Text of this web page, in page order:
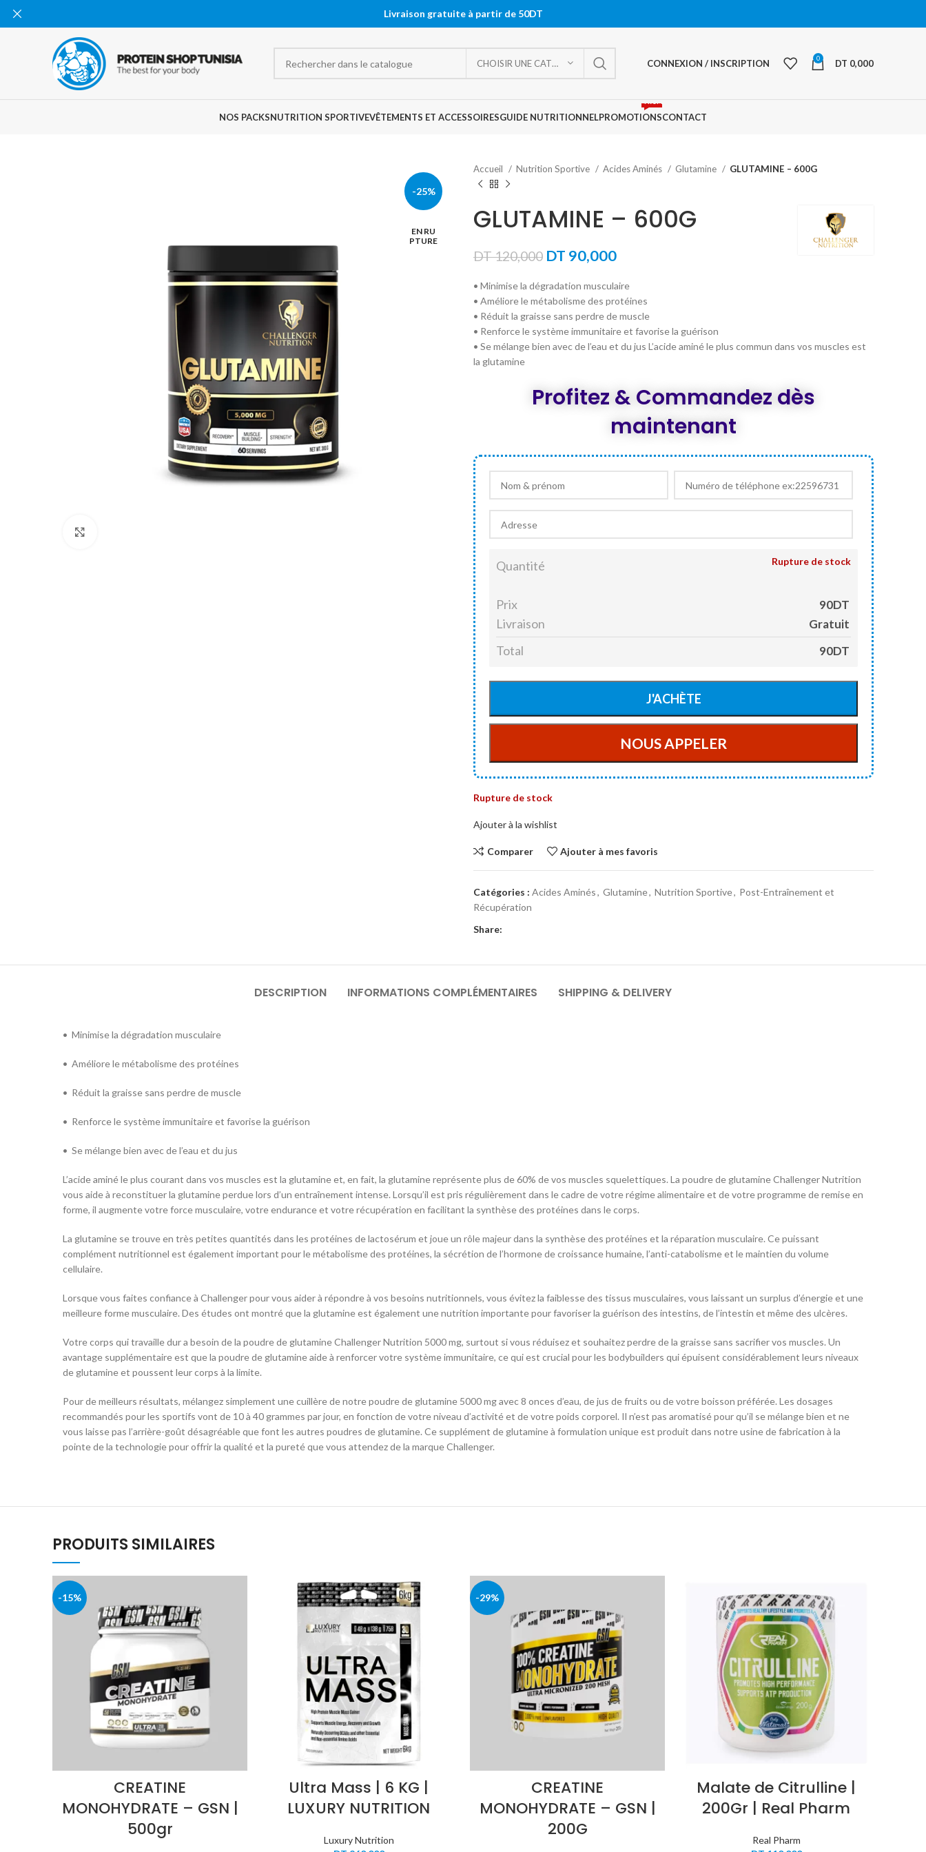
CHOISIR UNE CATÉGORIE CONNEXION / INSCRIPTION 0 DT 0,000
NOS PACKSNUTRITION SPORTIVEVÊTEMENTS ET ACCESSOIRESGUIDE NUTRITIONNELPROMOTIONSCONTACT
-25%
EN RU
PTURE
Accueil Nutrition Sportive Acides Aminés Glutamine GLUTAMINE – 600G
GLUTAMINE – 600G
DT120,000 Le
initial
était :
DT 120,000.
DT 90,000Le
actuel
est :
DT 90,000.
• Minimise la dégradation musculaire
• Améliore le métabolisme des protéines
• Réduit la graisse sans perdre de muscle
• Renforce le système immunitaire et favorise la guérison
• Se mélange bien avec de l’eau et du jus L’acide aminé le plus commun dans vos muscles est
la glutamine
Profitez & Commandez dès
maintenant
Quantité Rupture de stock
Prix 90DT
Livraison Gratuit
Total 90DT
Rupture de stock
Ajouter à la wishlist
Comparer Ajouter à mes favoris
Catégories : Acides Aminés, Glutamine, Nutrition Sportive, Post-Entraînement et
Récupération
Share:
DESCRIPTION INFORMATIONS COMPLÉMENTAIRES SHIPPING & DELIVERY
• Minimise la dégradation musculaire
• Améliore le métabolisme des protéines
• Réduit la graisse sans perdre de muscle
• Renforce le système immunitaire et favorise la guérison
• Se mélange bien avec de l’eau et du jus
L’acide aminé le plus courant dans vos muscles est la glutamine et, en fait, la glutamine représente plus de 60% de vos muscles squelettiques. La poudre de glutamine Challenger Nutrition
vous aide à reconstituer la glutamine perdue lors d’un entraînement intense. Lorsqu’il est pris régulièrement dans le cadre de votre régime alimentaire et de votre programme de remise en
forme, il augmente votre force musculaire, votre endurance et votre récupération en facilitant la synthèse des protéines dans le corps.
La glutamine se trouve en très petites quantités dans les protéines de lactosérum et joue un rôle majeur dans la synthèse des protéines et la réparation musculaire. Ce puissant
complément nutritionnel est également important pour le métabolisme des protéines, la sécrétion de l’hormone de croissance humaine, l’anti-catabolisme et le maintien du volume
cellulaire.
Lorsque vous faites confiance à Challenger pour vous aider à répondre à vos besoins nutritionnels, vous évitez la faiblesse des tissus musculaires, vous laissant un surplus d’énergie et une
meilleure forme musculaire. Des études ont montré que la glutamine est également une nutrition importante pour favoriser la guérison des intestins, de l’intestin et même des ulcères.
Votre corps qui travaille dur a besoin de la poudre de glutamine Challenger Nutrition 5000 mg, surtout si vous réduisez et souhaitez perdre de la graisse sans sacrifier vos muscles. Un
avantage supplémentaire est que la poudre de glutamine aide à renforcer votre système immunitaire, ce qui est crucial pour les bodybuilders qui épuisent considérablement leurs niveaux
de glutamine et poussent leur corps à la limite.
Pour de meilleurs résultats, mélangez simplement une cuillère de notre poudre de glutamine 5000 mg avec 8 onces d’eau, de jus de fruits ou de votre boisson préférée. Les dosages
recommandés pour les sportifs vont de 10 à 40 grammes par jour, en fonction de votre niveau d’activité et de votre poids corporel. Il n’est pas aromatisé pour qu’il se mélange bien et ne
vous laisse pas l’arrière-goût désagréable que font les autres poudres de glutamine. Ce supplément de glutamine à formulation unique est produit dans notre usine de fabrication à la
pointe de la technologie pour offrir la qualité et la pureté que vous attendez de la marque Challenger.
PRODUITS SIMILAIRES
-15%
CREATINE
MONOHYDRATE – GSN |
500gr
Ultra Mass | 6 KG |
LUXURY NUTRITION
Luxury Nutrition
-29%
CREATINE
MONOHYDRATE – GSN |
200G
Malate de Citrulline |
200Gr | Real Pharm
Real Pharm
Livraison gratuite à partir de 50DT